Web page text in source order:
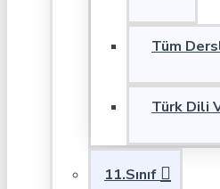
Tüm
Türk Dili
11.Sınıf